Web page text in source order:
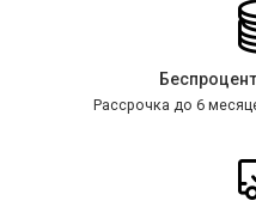
Рассрочка до 6